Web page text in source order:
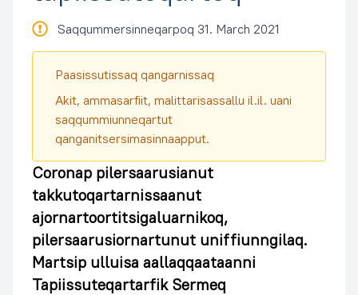
Saqqummersinneqarpoq 31. March 2021
Paasissutissaq qangarnissaq
Akit, ammasarfiit, malittarisassallu il.il. uani
saqqummiunneqartut
qanganitsersimasinnaapput.
Coronap pilersaarusianut
takkutoqartarnissaanut
ajornartoortitsigaluarnikoq,
pilersaarusiornartunut uniffiunngilaq.
Martsip ulluisa aallaqqaataanni
Tapiissuteqartarfik Sermeq